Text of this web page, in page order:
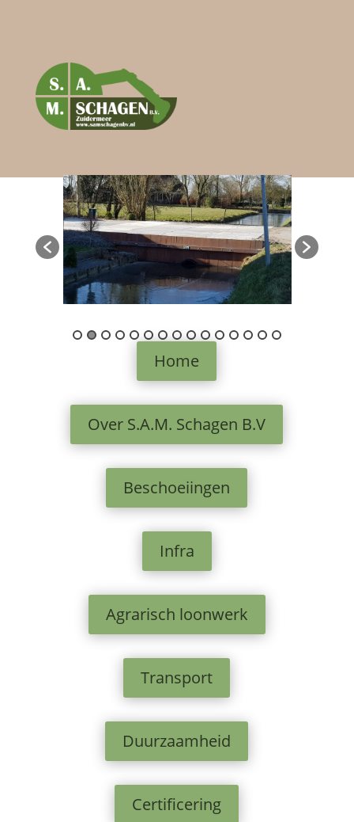
Home
Over S.A.M. Schagen B.V
Beschoeiingen
Infra
Agrarisch loonwerk
Transport
Duurzaamheid
Certificering